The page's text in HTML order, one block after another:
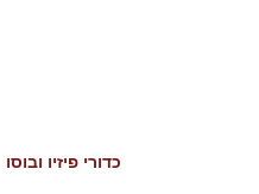
כדורי פיזיו ובוסו